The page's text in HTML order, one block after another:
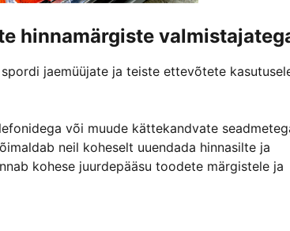
hinnamärgiste
jaemüüjate ja teiste ettevõtete
või muude kättekandvate
neil koheselt uuendada hinnasilte ja
kohese juurdepääsu toodete märgistele ja